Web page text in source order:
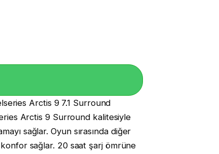
Arctis 9 7.1 Surround
Arctis 9 Surround kalitesiyle
sağlar. Oyun sırasında diğer
sağlar. 20 saat şarj ömrüne